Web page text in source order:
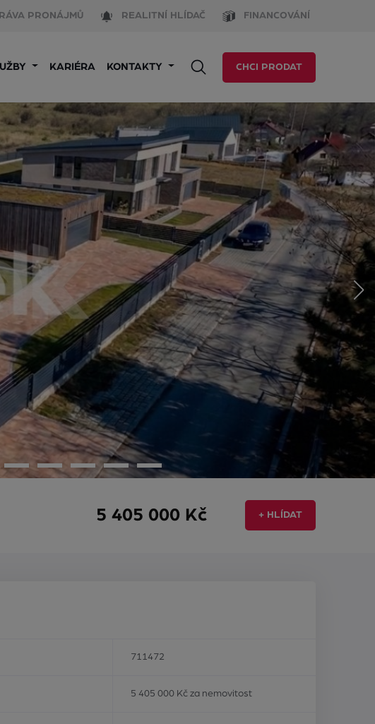
PRONÁJMŮ REALITNÍ HLÍDAČ FINANCOVÁNÍ
KARIÉRA KONTAKTY CHCI PRODAT
5 405 000 Kč + HLÍDAT
711472
5 405 000 Kč za nemovitost